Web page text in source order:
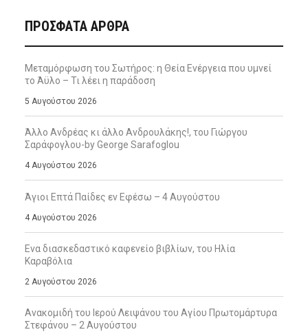
ΠΡΌΣΦΑΤΑ ΆΡΘΡΑ
Μεταμόρφωση του Σωτήρος: η Θεία Ενέργεια που υμνεί
το Άϋλο – Τι λέει η παράδοση
5 Αυγούστου 2026
Άλλο Ανδρέας κι άλλο Ανδρουλάκης!, του Γιώργου
Σαράφογλου-by George Sarafoglou
4 Αυγούστου 2026
Άγιοι Επτά Παίδες εν Εφέσω – 4 Αυγούστου
4 Αυγούστου 2026
Ενα διασκεδαστικό καφενείο βιβλίων, του Ηλία
Καραβόλια
2 Αυγούστου 2026
Ανακομιδή του Ιερού Λειψάνου του Αγίου Πρωτομάρτυρα
Στεφάνου – 2 Αυγούστου